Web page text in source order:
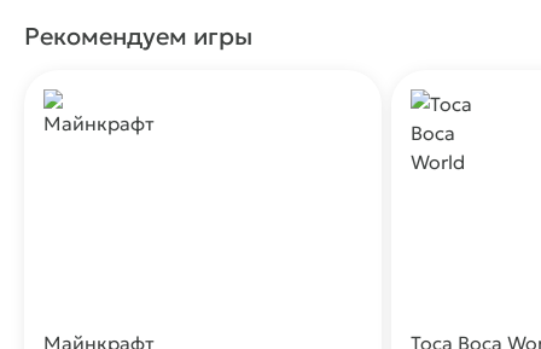
Рекомендуем игры
Майнкрафт Toca Boca